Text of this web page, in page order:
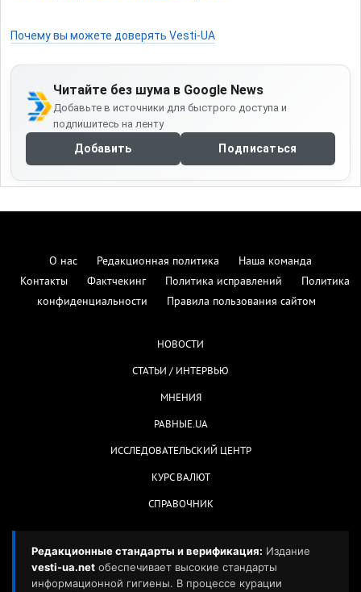
Почему вы можете доверять Vesti-UA
Читайте без шума в Google News
Добавьте в источники для быстрого доступа и
подпишитесь на ленту
Добавить Подписаться
О нас Редакционная политика
Наша команда
Контакты
Фактчекинг Политика исправлений
Политика
конфиденциальности
Правила пользования сайтом
НОВОСТИ
СТАТЬИ / ИНТЕРВЬЮ
МНЕНИЯ
РАВНЫЕ.UA
ИССЛЕДОВАТЕЛЬСКИЙ ЦЕНТР
КУРС ВАЛЮТ
СПРАВОЧНИК
Редакционные стандарты и верификация: Издание
vesti-ua.net обеспечивает высокие стандарты
информационной гигиены. В процессе курации